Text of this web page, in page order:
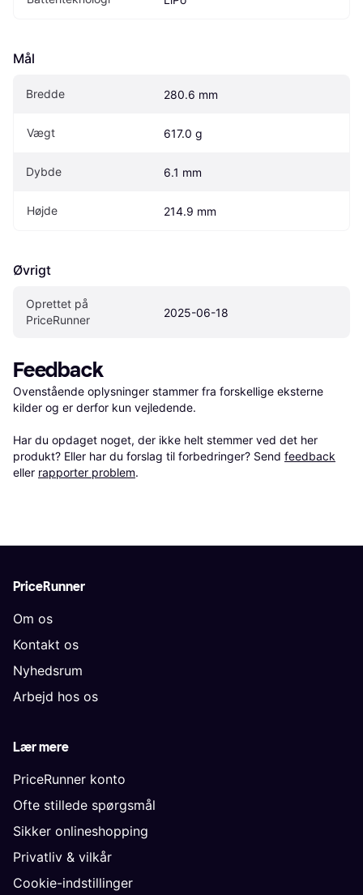
Mål
Bredde 280.6 mm
Vægt 617.0 g
Dybde 6.1 mm
Højde 214.9 mm
Øvrigt
Oprettet på
PriceRunner
2025-06-18
Feedback
Ovenstående oplysninger stammer fra forskellige eksterne
kilder og er derfor kun vejledende.
Har du opdaget noget, der ikke helt stemmer ved det her
produkt? Eller har du forslag til forbedringer? Send feedback
eller rapporter problem.
PriceRunner
Om os
Kontakt os
Nyhedsrum
Arbejd hos os
Lær mere
PriceRunner konto
Ofte stillede spørgsmål
Sikker onlineshopping
Privatliv & vilkår
Cookie-indstillinger